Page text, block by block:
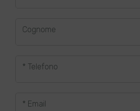
Cognome
* Telefono
* Email